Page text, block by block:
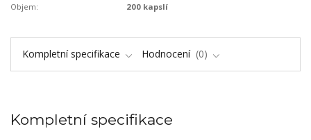
Objem:
200 kapslí
Kompletní specifikace Hodnocení 0
Kompletní specifikace